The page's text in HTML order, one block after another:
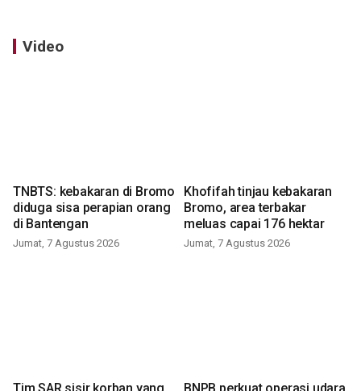
Video
TNBTS: kebakaran di Bromo
diduga sisa perapian orang
di Bantengan
Jumat, 7 Agustus 2026
Khofifah tinjau kebakaran
Bromo, area terbakar
meluas capai 176 hektar
Jumat, 7 Agustus 2026